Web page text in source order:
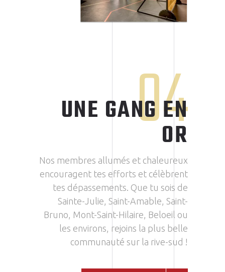
UNE GANG EN
OR
04
Nos membres allumés et chaleureux
encouragent tes efforts et célèbrent
tes dépassements. Que tu sois de
Sainte-Julie, Saint-Amable, Saint-
Bruno, Mont-Saint-Hilaire, Beloeil ou
les environs, rejoins la plus belle
communauté sur la rive-sud !